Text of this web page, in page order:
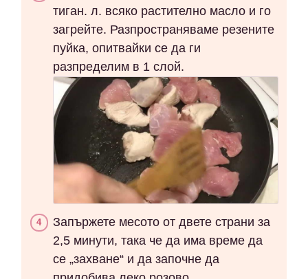
тиган. л. всяко растително масло и го
загрейте. Разпространяваме резените
пуйка, опитвайки се да ги
разпределим в 1 слой.
Запържете месото от двете страни за
2,5 минути, така че да има време да
се „захване“ и да започне да